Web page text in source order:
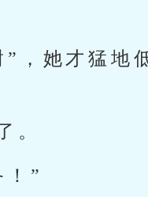
，她才猛地
。
”